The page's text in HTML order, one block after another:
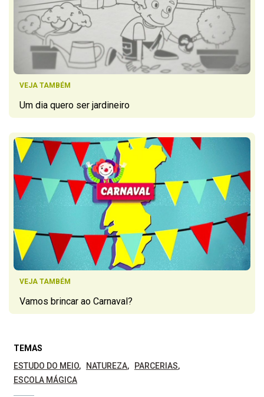
VEJA TAMBÉM
Um dia quero ser jardineiro
VEJA TAMBÉM
Vamos brincar ao Carnaval?
TEMAS
ESTUDO DO MEIO
NATUREZA
PARCERIAS
ESCOLA MÁGICA